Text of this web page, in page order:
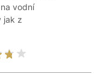
vodní
jak z